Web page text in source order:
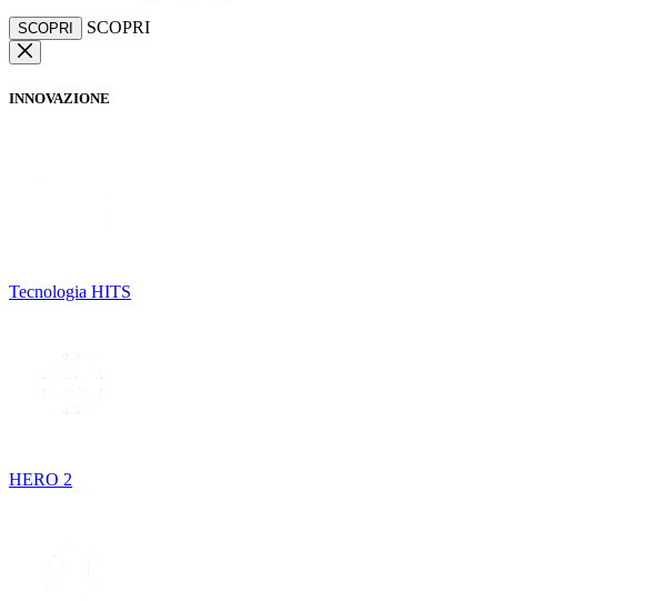
SCOPRI SCOPRI
INNOVAZIONE
Tecnologia HITS
HERO 2